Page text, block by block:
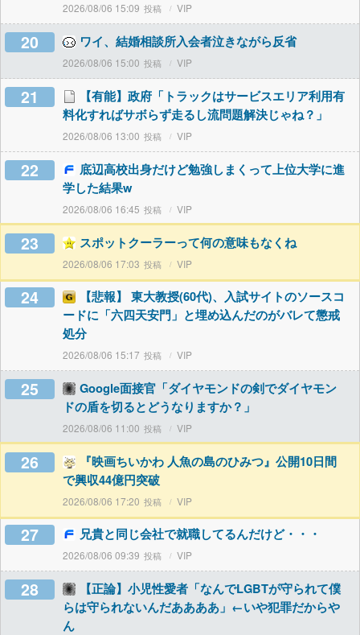
2026/08/06 15:09 VIP
20 ワイ、結婚相談所入会者泣きながら反省
2026/08/06 15:00 VIP
21
【有能】政府「トラックはサービスエリア利用有
料化すればサボらず走るし流問題解決じゃね？」
2026/08/06 13:00 VIP
22
底辺高校出身だけど勉強しまくって上位大学に進
学した結果w
2026/08/06 16:45 VIP
23 スポットクーラーって何の意味もなくね
2026/08/06 17:03 VIP
24
【悲報】 東大教授(60代)、入試サイトのソースコ
ードに「六四天安門」と埋め込んだのがバレて懲戒
処分
2026/08/06 15:17 VIP
25
Google面接官「ダイヤモンドの剣でダイヤモン
ドの盾を切るとどうなりますか？」
2026/08/06 11:00 VIP
26
『映画ちいかわ 人魚の島のひみつ』公開10日間
で興収44億円突破
2026/08/06 17:20 VIP
27 兄貴と同じ会社で就職してるんだけど・・・
2026/08/06 09:39 VIP
28
【正論】小児性愛者「なんでLGBTが守られて僕
らは守られないんだああああ」←いや犯罪だからや
ん